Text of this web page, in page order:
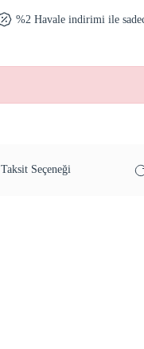
%2 Havale indirimi ile
Taksit Seçeneği